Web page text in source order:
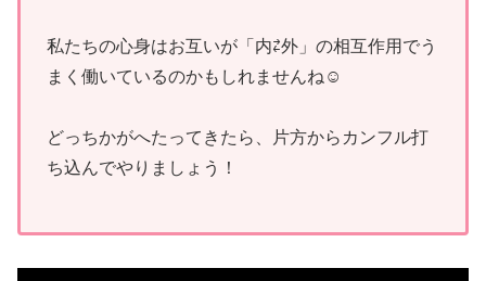
私たちの心身はお互いが「内⇄外」の相互作用でう
まく働いているのかもしれませんね☺️
どっちかがへたってきたら、片方からカンフル打
ち込んでやりましょう！